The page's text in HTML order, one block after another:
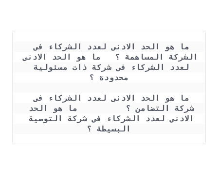
ما هو الحد الادنى لعدد الشركاء فى
الشركة المساهمة ؟   ما هو الحد الادنى
محدودة ؟
ما هو الحد الادنى لعدد الشركاء فى
البسيطة ؟